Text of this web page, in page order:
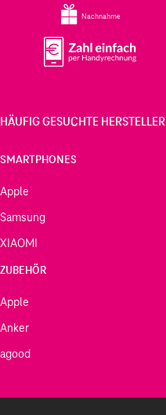
Nachnahme
HÄUFIG GESUCHTE HERSTELLER
SMARTPHONES
Apple
Samsung
XIAOMI
ZUBEHÖR
Apple
Anker
agood